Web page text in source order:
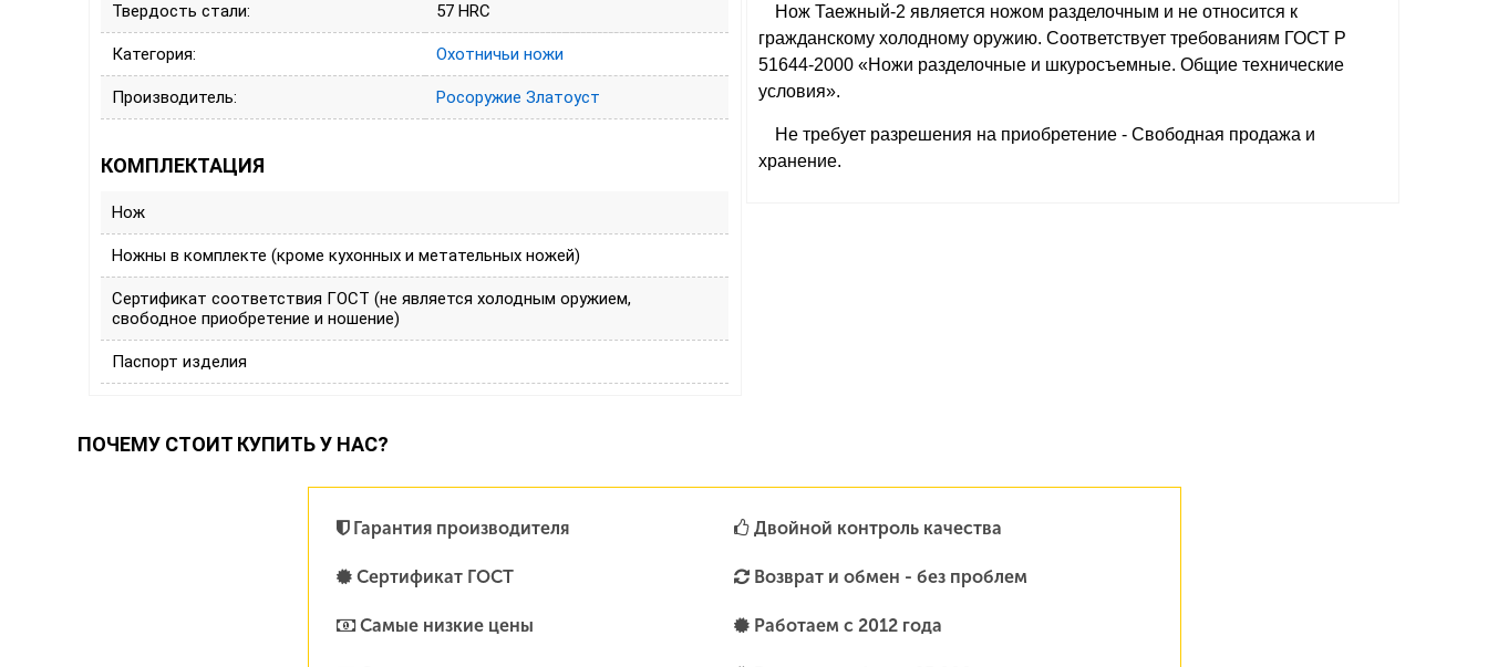
Твердость стали: 57 HRC
Категория: Охотничьи ножи
Производитель: Росоружие Златоуст
КОМПЛЕКТАЦИЯ
Нож
Ножны в комплекте (кроме кухонных и метательных ножей)
Сертификат соответствия ГОСТ (не является холодным оружием,
свободное приобретение и ношение)
Паспорт изделия
Нож Таежный-2 является ножом разделочным и не относится к
гражданскому холодному оружию. Соответствует требованиям ГОСТ Р
51644-2000 «Ножи разделочные и шкуросъемные. Общие технические
условия».
Не требует разрешения на приобретение - Свободная продажа и
хранение.
ПОЧЕМУ СТОИТ КУПИТЬ У НАС?
Гарантия производителя
Сертификат ГОСТ
Самые низкие цены
Двойной контроль качества
Возврат и обмен - без проблем
Работаем с 2012 года